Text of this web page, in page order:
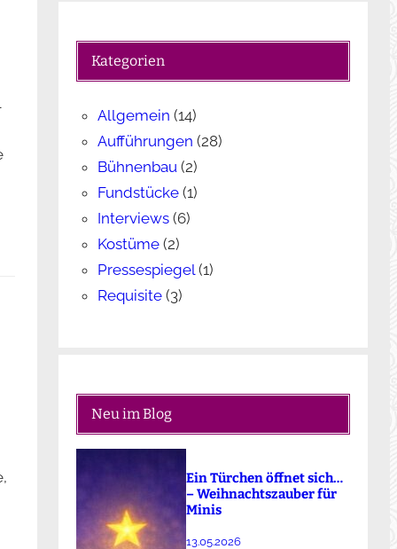
n
Kategorien
Allgemein (14)
Aufführungen (28)
Bühnenbau (2)
Fundstücke (1)
Interviews (6)
Kostüme (2)
Pressespiegel (1)
Requisite (3)
Neu im Blog
Ein Türchen öffnet sich…
– Weihnachtszauber für
Minis
13.05.2026